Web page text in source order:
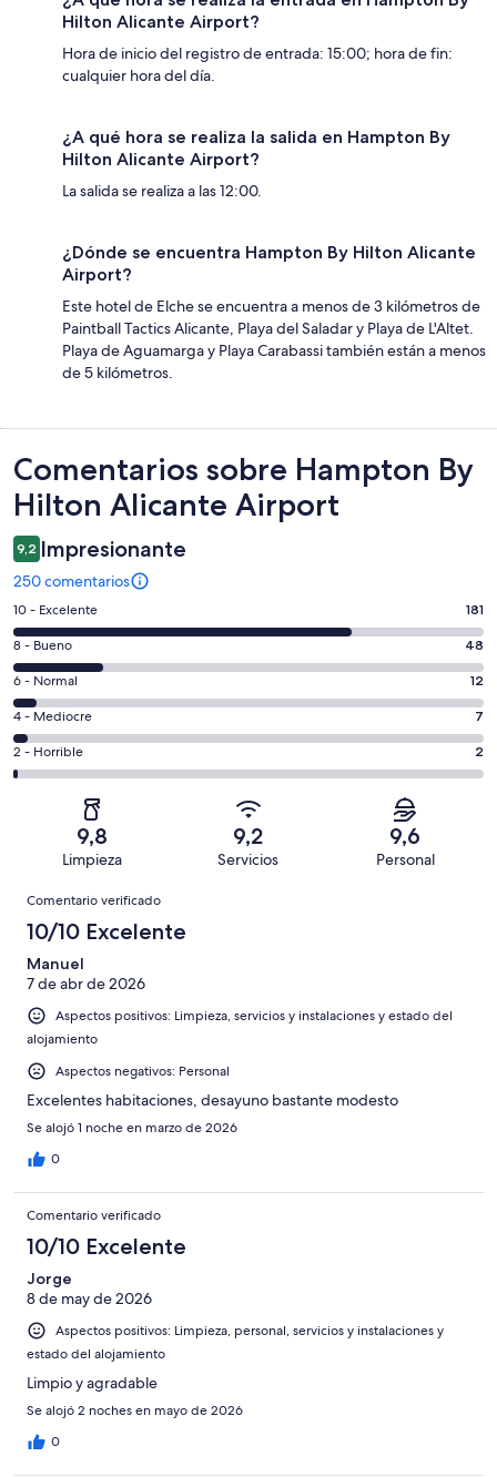
Hilton Alicante Airport?
Hora de inicio del registro de entrada: 15:00; hora de fin:
cualquier hora del día.
¿A qué hora se realiza la salida en Hampton By
Hilton Alicante Airport?
La salida se realiza a las 12:00.
¿Dónde se encuentra Hampton By Hilton Alicante
Airport?
Este hotel de Elche se encuentra a menos de 3 kilómetros de
Paintball Tactics Alicante, Playa del Saladar y Playa de L'Altet.
Playa de Aguamarga y Playa Carabassi también están a menos
de 5 kilómetros.
Comentarios
Comentarios sobre Hampton By
Hilton Alicante Airport
9,2 Impresionante
250 comentarios
181
comentarios
de
un
total
de
250
con
puntuación
10 - Excelente 181
48
comentarios
de
un
total
de
puntuación
8 - Bueno 48
12
comentarios
de
un
total
puntuación
Normal
6 - Normal 12
7
comentarios
de
una
puntuación
Mediocre
4 - Mediocre 7
2
comentarios
250
una
puntuación
de
2 - Horrible 2
9,8
Limpieza
9,2
Servicios
9,6
Personal
Comentarios
Comentario verificado
10/10 Excelente
Manuel
7 de abr de 2026
Aspectos positivos: Limpieza, servicios y instalaciones y estado del
alojamiento
Aspectos negativos: Personal
Excelentes habitaciones, desayuno bastante modesto
Se alojó 1 noche en marzo de 2026
0
Comentario verificado
10/10 Excelente
Jorge
8 de may de 2026
Aspectos positivos: Limpieza, personal, servicios y instalaciones y
estado del alojamiento
Limpio y agradable
Se alojó 2 noches en mayo de 2026
0